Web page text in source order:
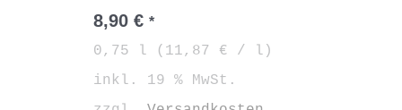
8,90 € *
0,75 l ( 11,87 € / l )
inkl. 19 % MwSt.